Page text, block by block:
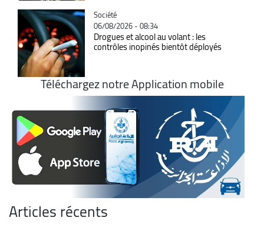
Catégorie
Société
06/08/2026 - 08:34
Drogues et alcool au volant : les
contrôles inopinés bientôt déployés
Téléchargez notre Application mobile
Articles récents